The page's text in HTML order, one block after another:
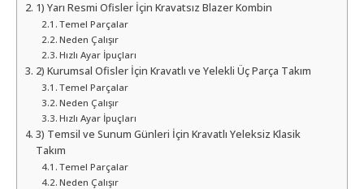
1) Yarı Resmi Ofisler İçin Kravatsız Blazer Kombin
Temel Parçalar
Neden Çalışır
Hızlı Ayar İpuçları
2) Kurumsal Ofisler İçin Kravatlı ve Yelekli Üç Parça Takım
Temel Parçalar
Neden Çalışır
Hızlı Ayar İpuçları
3) Temsil ve Sunum Günleri İçin Kravatlı Yeleksiz Klasik
Takım
Temel Parçalar
Neden Çalışır